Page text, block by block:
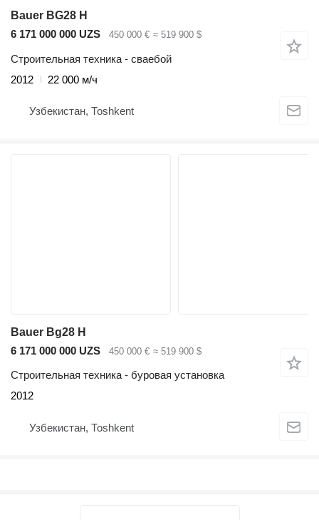
Bauer BG28 H
6 171 000 000 UZS
450 000 € ≈ 519 900 $
Строительная техника - сваебой
2012
22 000 м/ч
Узбекистан, Тоshkent
Bauer Bg28 H
6 171 000 000 UZS
450 000 € ≈ 519 900 $
Строительная техника - буровая установка
2012
Узбекистан, Тоshkent